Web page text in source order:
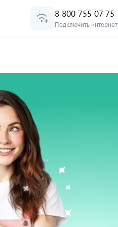
8 800 755 07 75
Подключить интернет